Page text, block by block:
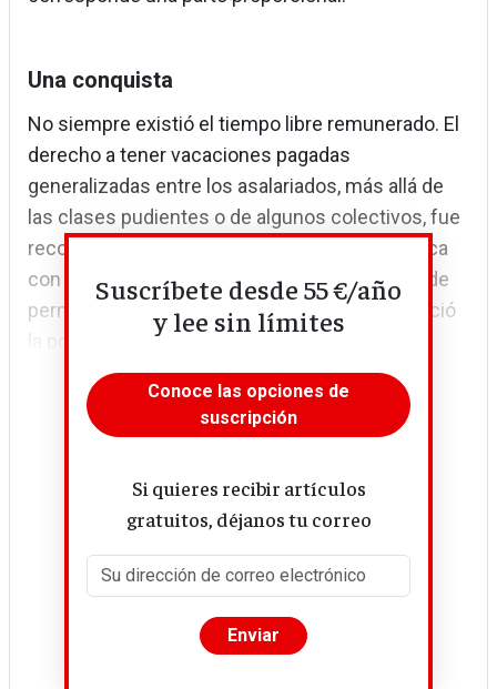
Una conquista
No siempre existió el tiempo libre remunerado. El
derecho a tener vacaciones pagadas
generalizadas entre los asalariados, más allá de
las clases pudientes o de algunos colectivos, fue
reconocido en España por la Segunda República
con la Ley del Contrato de Trabajo: siete días de
permiso, del que en la práctica poco se benefició
la población trabajadora de las...
Suscríbete desde 55 €/año
y lee sin límites
Conoce las opciones de
suscripción
Si quieres recibir artículos
gratuitos, déjanos tu correo